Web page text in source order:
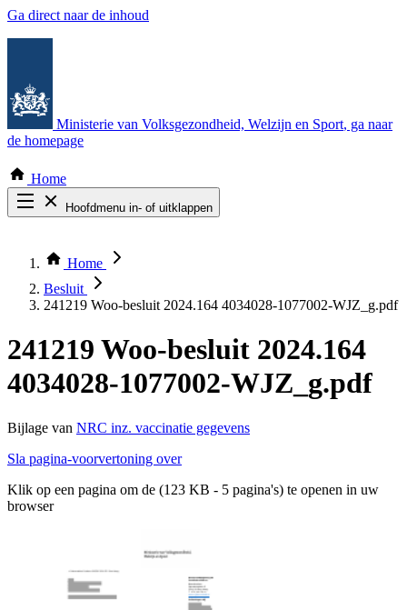
Ga direct naar de inhoud
Ministerie van Volksgezondheid, Welzijn en Sport, ga naar
de homepage
Home
Hoofdmenu in- of uitklappen
Thema COVID-19
Bekijk per bestuursorgaan
Home
Besluit
241219 Woo-besluit 2024.164 4034028-1077002-WJZ_g.pdf
241219 Woo-besluit 2024.164
4034028-1077002-WJZ_g.pdf
Bijlage van NRC inz. vaccinatie gegevens
Sla pagina-voorvertoning over
Klik op een pagina om de (123 KB - 5 pagina's) te openen in uw
browser